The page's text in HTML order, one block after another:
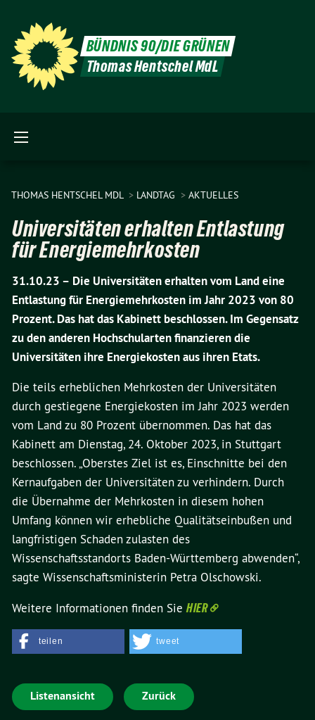
BÜNDNIS 90/DIE GRÜNEN
Thomas Hentschel MdL
THOMAS HENTSCHEL MDL LANDTAG AKTUELLES
Universitäten erhalten Entlastung
für Energiemehrkosten
31.10.23 – Die Universitäten erhalten vom Land eine
Entlastung für Energiemehrkosten im Jahr 2023 von 80
Prozent. Das hat das Kabinett beschlossen. Im Gegensatz
zu den anderen Hochschularten finanzieren die
Universitäten ihre Energiekosten aus ihren Etats.
Die teils erheblichen Mehrkosten der Universitäten
durch gestiegene Energiekosten im Jahr 2023 werden
vom Land zu 80 Prozent übernommen. Das hat das
Kabinett am Dienstag, 24. Oktober 2023, in Stuttgart
beschlossen. „Oberstes Ziel ist es, Einschnitte bei den
Kernaufgaben der Universitäten zu verhindern. Durch
die Übernahme der Mehrkosten in diesem hohen
Umfang können wir erhebliche Qualitätseinbußen und
langfristigen Schaden zulasten des
Wissenschaftsstandorts Baden-Württemberg abwenden“,
sagte Wissenschaftsministerin Petra Olschowski.
Weitere Informationen finden SieHIER
teilen tweet
Listenansicht Zurück